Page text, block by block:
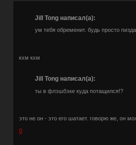
Jill Tong написал(а):
ум тебя обременит. будь просто
кхм кхм
Jill Tong написал(а):
ты в флэшбэке куда потащился!?
это не он - это его шатает. говорю же, он
0